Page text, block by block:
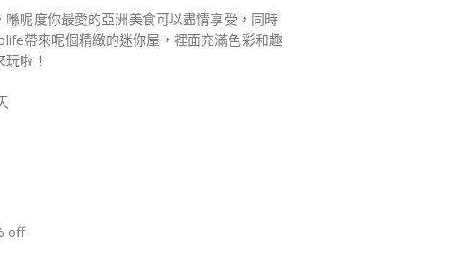
呢度你最愛的亞洲美食可以盡情享受，同時
帶來呢個精緻的迷你屋，裡面充滿色彩和趣
啦！
off